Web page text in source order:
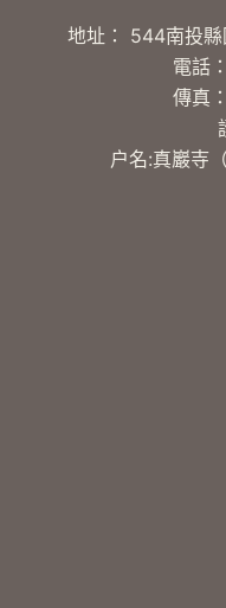
地址： 544南投
電話
傳真
户名:真巖寺